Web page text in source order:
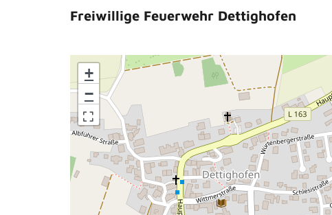
+
−
Freiwillige Feuerwehr Dettighofen